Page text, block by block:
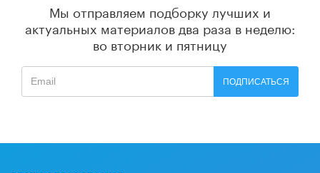
Мы отправляем подборку лучших и
актуальных материалов два раза в неделю:
во вторник и пятницу
ПОДПИСАТЬСЯ